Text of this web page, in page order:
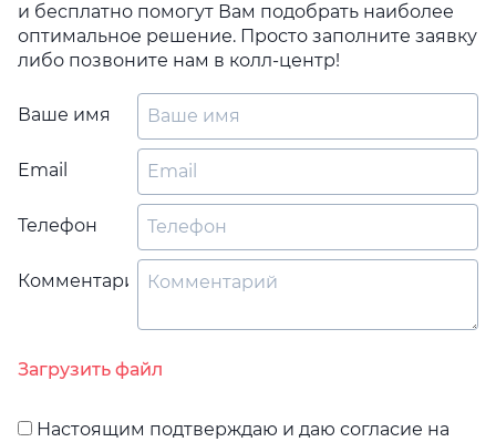
и бесплатно помогут Вам подобрать наиболее
оптимальное решение. Просто заполните заявку
либо позвоните нам в колл-центр!
Ваше имя
Email
Телефон
Комментарий
Загрузить файл
Настоящим подтверждаю и даю согласие на